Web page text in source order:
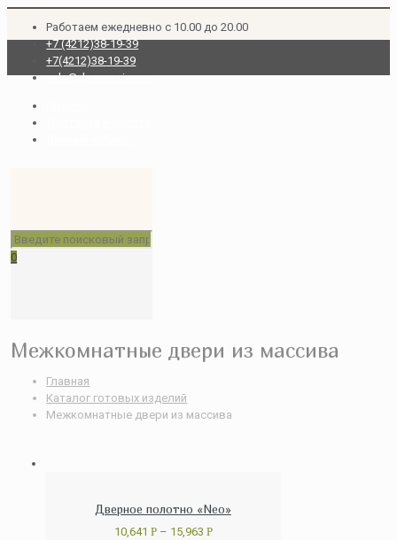
Работаем ежедневно с 10.00 до 20.00
+7 (4212)38-19-39
+7(4212)38-19-39
sale@dv-massiv.com
0
Межкомнатные двери из массива
Главная
Каталог готовых изделий
Межкомнатные двери из массива
Дверное полотно «Neo»
10,641 Р– 15,963 Р